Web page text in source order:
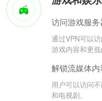
访问游戏服务
通过VPN可以
游戏内容和更低
解锁流媒体内
用户可以访问
和电视剧。